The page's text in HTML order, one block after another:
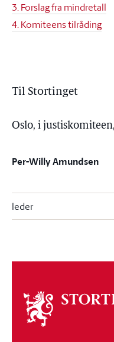
3. Forslag fra mindretall
4. Komiteens tilråding
Til Stortinget
Oslo, i
Per-Willy Amundsen
leder
Om
stortinget